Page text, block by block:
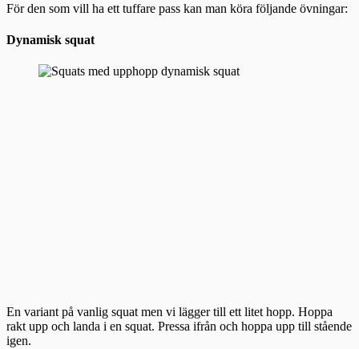
För den som vill ha ett tuffare pass kan man köra följande övningar:
Dynamisk squat
En variant på vanlig squat men vi lägger till ett litet hopp. Hoppa
rakt upp och landa i en squat. Pressa ifrån och hoppa upp till stående
igen.